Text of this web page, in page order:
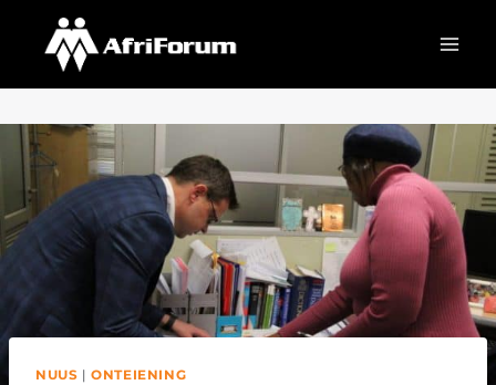
content
NUUS |ONTEIENING